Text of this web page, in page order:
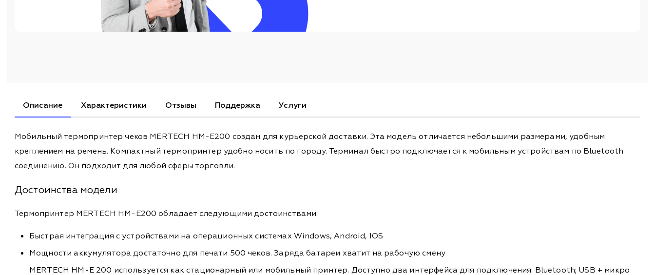
Описание Характеристики Отзывы Поддержка Услуги
Мобильный термопринтер чеков MERTECH HM-E200 создан для курьерской доставки. Эта модель отличается небольшими размерами, удобным
креплением на ремень. Компактный термопринтер удобно носить по городу. Терминал быстро подключается к мобильным устройствам по Bluetooth
соединению. Он подходит для любой сферы торговли.
Достоинства модели
Термопринтер MERTECH HM-E200 обладает следующими достоинствами:
Быстрая интеграция с устройствами на операционных системах Windows, Android, IOS
Мощности аккумулятора достаточно для печати 500 чеков. Заряда батареи хватит на рабочую смену
MERTECH HM-E 200 используется как стационарный или мобильный принтер. Доступно два интерфейса для подключения: Bluetooth; USB + микро